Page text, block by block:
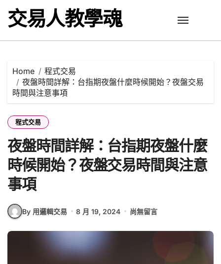
content
交易人教學魂
Home
程式交易
夜盤時間詳解：台指期夜盤什麼時候開始？夜盤交易
時間與注意事項
程式交易
夜盤時間詳解：台指期夜盤什麼
時候開始？夜盤交易時間與注意
事項
By 用邏輯交易 8 月 19, 2024 尚無留言